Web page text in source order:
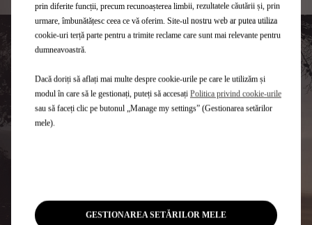
prin diferite funcții, precum recunoașterea limbii, rezultatele căutării și, prin
urmare, îmbunătățesc ceea ce vă oferim. Site-ul nostru web ar putea utiliza
cookie-uri terță parte pentru a trimite reclame care sunt mai relevante pentru
dumneavoastră.
Dacă doriți să aflați mai multe despre cookie-urile pe care le utilizăm și
modul în care să le gestionați, puteți să accesați Politica privind cookie-urile
sau să faceți clic pe butonul „Manage my settings” (Gestionarea setărilor
mele).
GESTIONAREA SETĂRILOR MELE